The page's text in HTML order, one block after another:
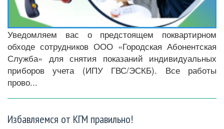
Уведомляем вас о предстоящем поквартирном
обходе сотрудников ООО «Городская Абонентская
Служба» для снятия показаний индивидуальных
приборов учета (ИПУ ГВС/ЭСКБ). Все работы
прово...
Избавляемся от КГМ правильно!